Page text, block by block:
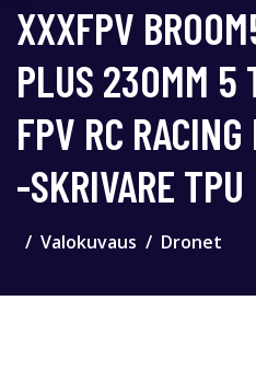
XXXFPV
PLUS 230MM 5
FPV RC
-SKRIVARE TPU
Valokuvaus Dronet